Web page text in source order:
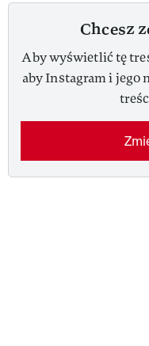
Chcesz
Aby wyświetlić tę
aby Instagram i jego